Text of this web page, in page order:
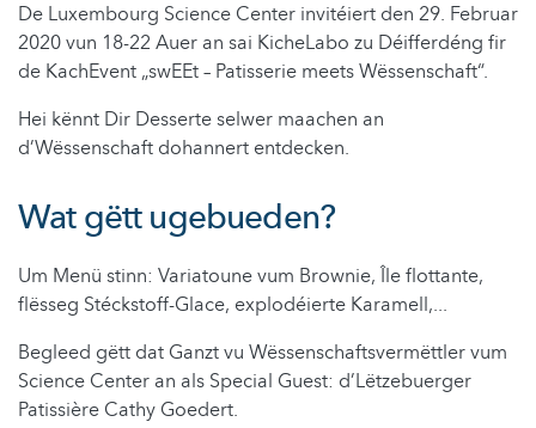
De Luxembourg Science Center invitéiert den 29. Februar
2020 vun 18-22 Auer an sai KicheLabo zu Déifferdéng fir
de KachEvent „swEEt – Patisserie meets Wëssenschaft“.
Hei kënnt Dir Desserte selwer maachen an
d’Wëssenschaft dohannert entdecken.
Wat gëtt ugebueden?
Um Menü stinn: Variatoune vum Brownie, Île flottante,
flësseg Stéckstoff-Glace, explodéierte Karamell,...
Begleed gëtt dat Ganzt vu Wëssenschaftsvermëttler vum
Science Center an als Special Guest: d’Lëtzebuerger
Patissière Cathy Goedert.